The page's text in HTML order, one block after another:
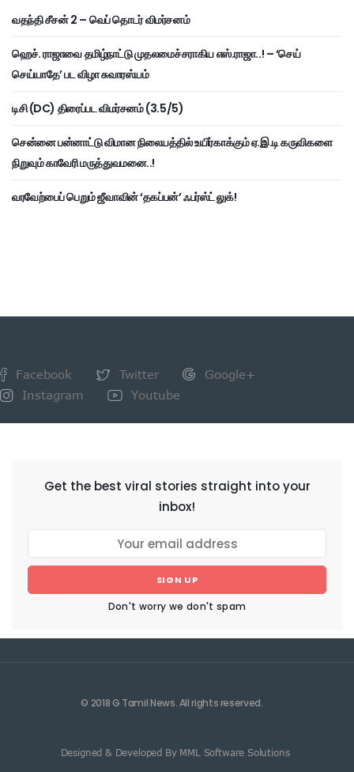
வதந்தி சீசன் 2 – வெப் தொடர் விமர்சனம்
ஹெச். ராஜாவை தமிழ்நாட்டு முதலமைச்சராகிய எஸ்.ராஜா..! – ‘செய்
செய்யாதே’ பட விழா சுவாரஸ்யம்
டிசி (DC) திரைப்பட விமர்சனம் (3.5/5)
சென்னை பன்னாட்டு விமான நிலையத்தில் உயிர்காக்கும் ஏ.இ.டி கருவிகளை
நிறுவும் காவேரி மருத்துவமனை..!
வரவேற்பைப் பெறும் ஜீவாவின் ‘தகப்பன்’ ஃபர்ஸ்ட் லுக்!
Facebook Twitter
Google+
Instagram
Youtube
Get the best viral stories straight into your
inbox!
SIGN UP
Don't worry we don't spam
© 2018 G Tamil News. All rights reserved.
Designed & Developed By MML Software Solutions